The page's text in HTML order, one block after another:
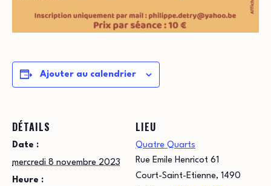
Ajouter au calendrier
DÉTAILS
Date :
mercredi 8 novembre 2023
Heure :
LIEU
Quatre Quarts
Rue Emile Henricot 61
Court-Saint-Etienne, 1490